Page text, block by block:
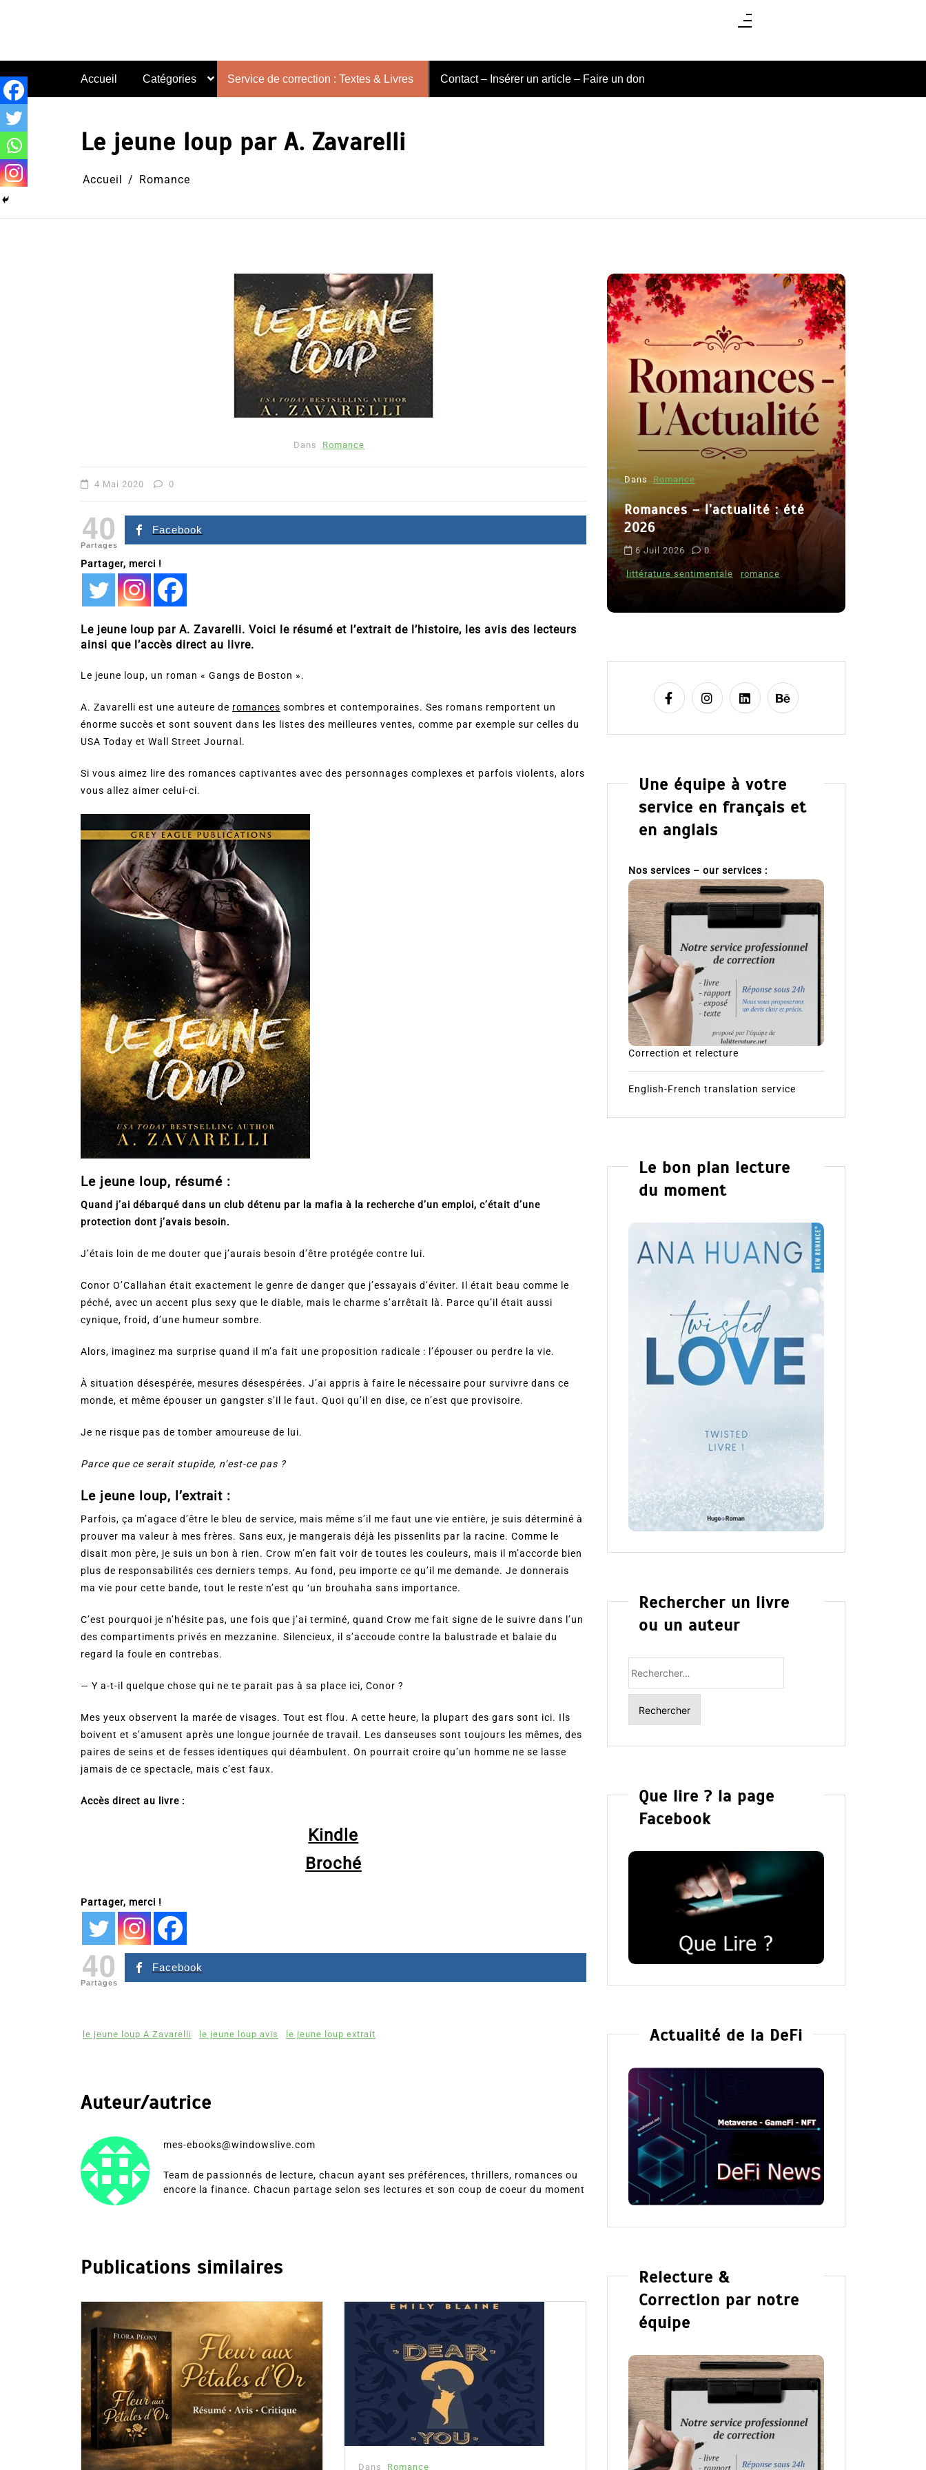
Accueil Catégories Service de correction : Textes & Livres Contact – Insérer un article – Faire un don
Le jeune loup par A. Zavarelli
Accueil Romance
Dans Romance
4 Mai 2020 0
40
Partages
Facebook
Partager, merci !
Le jeune loup par A. Zavarelli. Voici le résumé et l’extrait de l’histoire, les avis des lecteurs
ainsi que l’accès direct au livre.
Le jeune loup, un roman « Gangs de Boston ».
A. Zavarelli est une auteure de romances sombres et contemporaines. Ses romans remportent un
énorme succès et sont souvent dans les listes des meilleures ventes, comme par exemple sur celles du
USA Today et Wall Street Journal.
Si vous aimez lire des romances captivantes avec des personnages complexes et parfois violents, alors
vous allez aimer celui-ci.
Le jeune loup, résumé :
Quand j’ai débarqué dans un club détenu par la mafia à la recherche d’un emploi, c’était d’une
protection dont j’avais besoin.
J’étais loin de me douter que j’aurais besoin d’être protégée contre lui.
Conor O’Callahan était exactement le genre de danger que j’essayais d’éviter. Il était beau comme le
péché, avec un accent plus sexy que le diable, mais le charme s’arrêtait là. Parce qu’il était aussi
cynique, froid, d’une humeur sombre.
Alors, imaginez ma surprise quand il m’a fait une proposition radicale : l’épouser ou perdre la vie.
À situation désespérée, mesures désespérées. J’ai appris à faire le nécessaire pour survivre dans ce
monde, et même épouser un gangster s’il le faut. Quoi qu’il en dise, ce n’est que provisoire.
Je ne risque pas de tomber amoureuse de lui.
Parce que ce serait stupide, n’est-ce pas ?
Le jeune loup, l’extrait :
Parfois, ça m’agace d’être le bleu de service, mais même s’il me faut une vie entière, je suis déterminé à
prouver ma valeur à mes frères. Sans eux, je mangerais déjà les pissenlits par la racine. Comme le
disait mon père, je suis un bon à rien. Crow m’en fait voir de toutes les couleurs, mais il m’accorde bien
plus de responsabilités ces derniers temps. Au fond, peu importe ce qu’il me demande. Je donnerais
ma vie pour cette bande, tout le reste n’est qu ‘un brouhaha sans importance.
C’est pourquoi je n’hésite pas, une fois que j’ai terminé, quand Crow me fait signe de le suivre dans l’un
des compartiments privés en mezzanine. Silencieux, il s’accoude contre la balustrade et balaie du
regard la foule en contrebas.
— Y a-t-il quelque chose qui ne te parait pas à sa place ici, Conor ?
Mes yeux observent la marée de visages. Tout est flou. A cette heure, la plupart des gars sont ici. Ils
boivent et s’amusent après une longue journée de travail. Les danseuses sont toujours les mêmes, des
paires de seins et de fesses identiques qui déambulent. On pourrait croire qu’un homme ne se lasse
jamais de ce spectacle, mais c’est faux.
Accès direct au livre :
Kindle
Broché
Partager, merci !
40
Partages
Facebook
le jeune loup A Zavarelli le jeune loup avis le jeune loup extrait
Auteur/autrice
mes-ebooks@windowslive.com
Team de passionnés de lecture, chacun ayant ses préférences, thrillers, romances ou
encore la finance. Chacun partage selon ses lectures et son coup de coeur du moment
Publications similaires
Dans Romance
Dans Romance
The Right Move de Liz
Dans
2026
littérature sentimentale
Dans Thriller
Le coupable n’est pas Camille
Dans Romance
Romances – l’actualité : été
2026
6 Juil 2026 0
littérature sentimentale romance
Une équipe à votre
service en français et
en anglais
Nos services – our services :
Correction et relecture
English-French translation service
Le bon plan lecture
du moment
Rechercher un livre
ou un auteur
Que lire ? la page
Facebook
Actualité de la DeFi
Relecture &
Correction par notre
équipe